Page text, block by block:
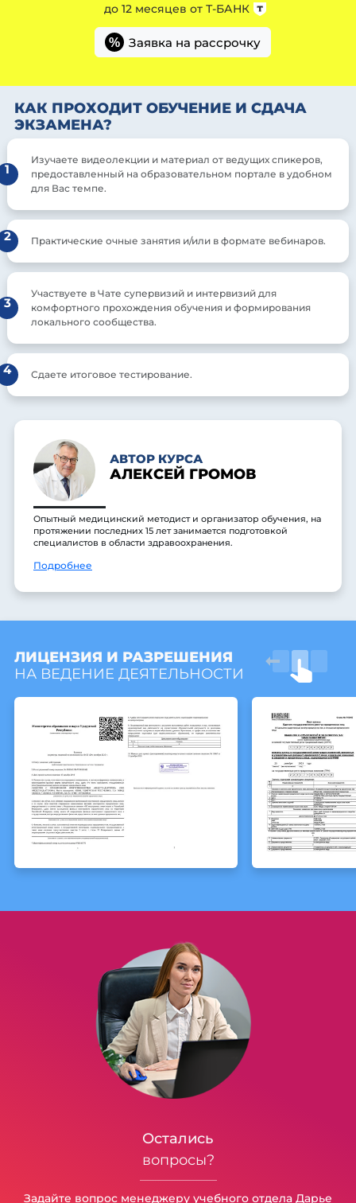
до 12 месяцев от Т-БАНК
% Заявка на рассрочку
КАК ПРОХОДИТ ОБУЧЕНИЕ И СДАЧА
ЭКЗАМЕНА?
1
Изучаете видеолекции и материал от ведущих спикеров,
предоставленный на образовательном портале в удобном
для Вас темпе.
2 Практические очные занятия и/или в формате вебинаров.
3
Участвуете в Чате супервизий и интервизий для
комфортного прохождения обучения и формирования
локального сообщества.
4 Сдаете итоговое тестирование.
АВТОР КУРСА
АЛЕКСЕЙ ГРОМОВ
Опытный медицинский методист и организатор обучения, на
протяжении последних 15 лет занимается подготовкой
специалистов в области здравоохранения.
Подробнее
ЛИЦЕНЗИЯ И РАЗРЕШЕНИЯ
НА ВЕДЕНИЕ ДЕЯТЕЛЬНОСТИ
Остались
вопросы?
Задайте вопрос менеджеру учебного отдела Дарье